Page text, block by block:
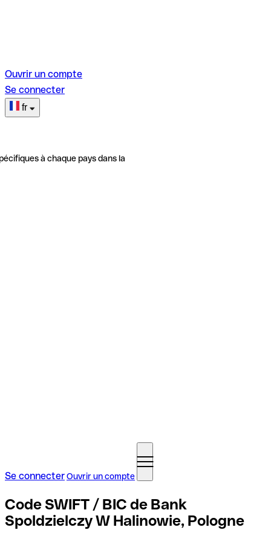
Ouvrir un compte
Se connecter
fr
à chaque pays dans la
Se connecterOuvrir un compte
Code SWIFT / BIC de Bank
Spoldzielczy W Halinowie, Pologne